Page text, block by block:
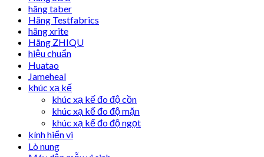
hãng taber
Hãng Testfabrics
hãng xrite
Hãng ZHIQU
hiệu chuẩn
Huatao
Jameheal
khúc xạ kế
khúc xạ kế đo độ cồn
khúc xạ kế đo độ mặn
khúc xạ kế đo độ ngọt
kính hiển vi
Lò nung